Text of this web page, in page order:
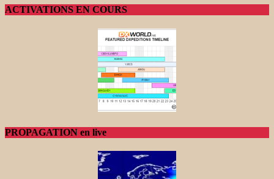
ACTIVATIONS EN COURS
PROPAGATION en live